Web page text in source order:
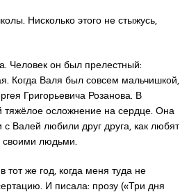
Нисколько этого не стыжусь,
Человек он был прелестный:
Когда Валя был совсем мальчишкой,
Григорьевича Розанова. В
тяжёлое осложнение на сердце. Она
Валей любили друг друга, как любят
своими людьми.
же год, когда меня туда не
И писала: прозу («Три дня